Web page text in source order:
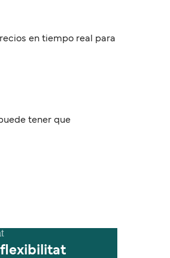
en tiempo real para
tener que
flexibilitat